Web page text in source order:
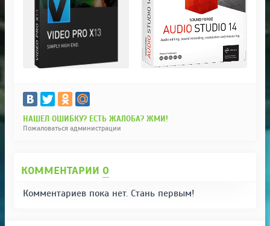
НАШЕЛ ОШИБКУ? ЕСТЬ ЖАЛОБА? ЖМИ!
Пожаловаться администрации
КОММЕНТАРИИ 0
Комментариев пока нет. Стань первым!